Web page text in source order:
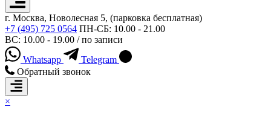
г. Москва, Новолесная 5, (парковка бесплатная)
+7 (495) 725 0564 ПН-СБ: 10.00 - 21.00
ВС: 10.00 - 19.00 / по записи
Whatsapp
Telegram
Обратный звонок
×